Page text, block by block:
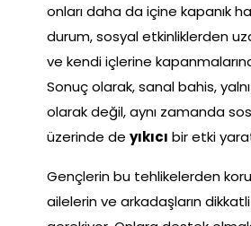
onları daha da içine kapanık
durum, sosyal etkinliklerden
ve kendi içlerine
Sonuç olarak, sanal bahis,
olarak değil, aynı zamanda
üzerinde de yıkıcı bir etki
Gençlerin bu tehlikelerden
ailelerin ve arkadaşların